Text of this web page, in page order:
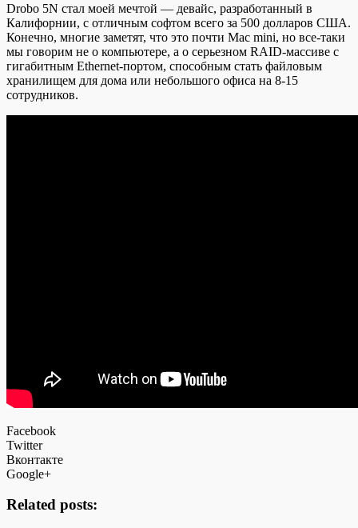
Drobo 5N стал моей мечтой — девайс, разработанный в
Калифорнии, с отличным софтом всего за 500 долларов США.
Конечно, многие заметят, что это почти Mac mini, но все-таки
мы говорим не о компьютере, а о серьезном RAID-массиве с
гигабитным Ethernet-портом, способным стать файловым
хранилищем для дома или небольшого офиса на 8-15
сотрудников.
Facebook
Twitter
Вконтакте
Google+
Related posts: